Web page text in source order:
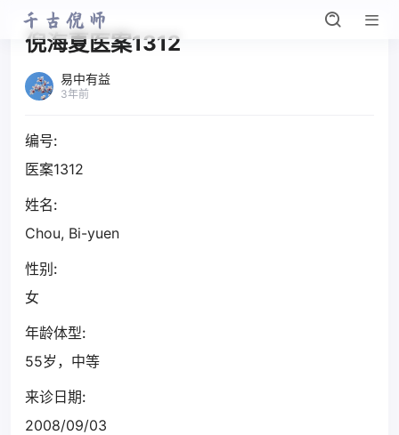
倪海夏医案1312
易中有益
3年前
编号:
医案1312
姓名:
Chou, Bi-yuen
性别:
女
年龄体型:
55岁，中等
来诊日期:
2008/09/03